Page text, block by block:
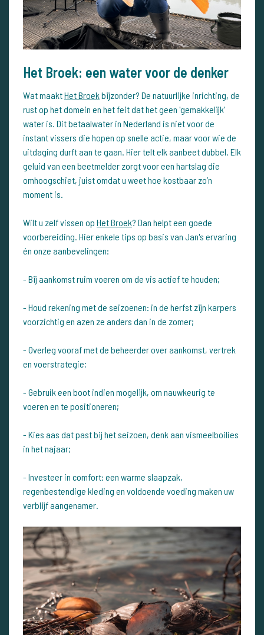
Het Broek: een water voor de denker
Wat maaktHet Broek bijzonder? De natuurlijke inrichting, de
rust op het domein en het feit dat het geen 'gemakkelijk'
water is. Dit betaalwater in Nederland is niet voor de
instant vissers die hopen op snelle actie, maar voor wie de
uitdaging durft aan te gaan. Hier telt elk aanbeet dubbel. Elk
geluid van een beetmelder zorgt voor een hartslag die
omhoogschiet, juist omdat u weet hoe kostbaar zo’n
moment is.
Wilt u zelf vissen op Het Broek? Dan helpt een goede
voorbereiding. Hier enkele tips op basis van Jan's ervaring
én onze aanbevelingen:
- Bij aankomst ruim voeren om de vis actief te houden;
- Houd rekening met de seizoenen: in de herfst zijn karpers
voorzichtig en azen ze anders dan in de zomer;
- Overleg vooraf met de beheerder over aankomst, vertrek
en voerstrategie;
- Gebruik een boot indien mogelijk, om nauwkeurig te
voeren en te positioneren;
- Kies aas dat past bij het seizoen, denk aan vismeelboilies
in het najaar;
- Investeer in comfort: een warme slaapzak,
regenbestendige kleding en voldoende voeding maken uw
verblijf aangenamer.